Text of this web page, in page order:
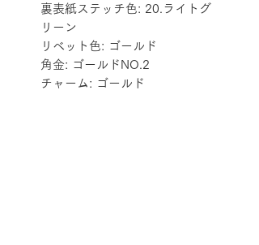
裏表紙ステッチ色: 20.ライトグ
リーン
リベット色: ゴールド
角金: ゴールドNO.2
チャーム: ゴールド